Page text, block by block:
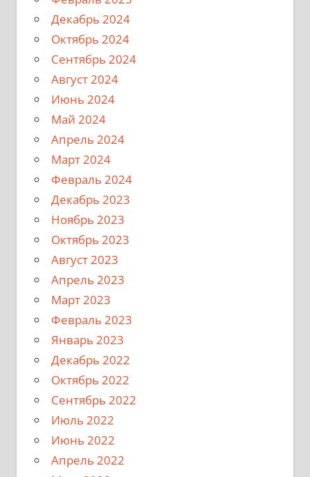
Декабрь 2024
Октябрь 2024
Сентябрь 2024
Август 2024
Июнь 2024
Май 2024
Апрель 2024
Март 2024
Февраль 2024
Декабрь 2023
Ноябрь 2023
Октябрь 2023
Август 2023
Апрель 2023
Март 2023
Февраль 2023
Январь 2023
Декабрь 2022
Октябрь 2022
Сентябрь 2022
Июль 2022
Июнь 2022
Апрель 2022